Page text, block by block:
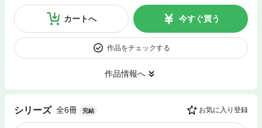
カートへ 今すぐ買う
作品をチェックする
作品情報へ
シリーズ 全6冊 完結 お気に入り登録